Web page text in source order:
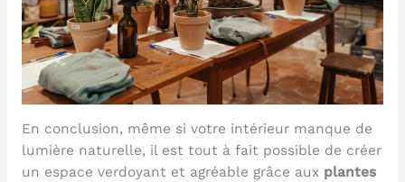
En conclusion, même si votre intérieur manque de
lumière naturelle, il est tout à fait possible de créer
un espace verdoyant et agréable grâce aux plantes